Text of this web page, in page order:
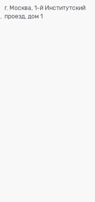
г. Москва, 1-й Институтский
проезд, дом 1